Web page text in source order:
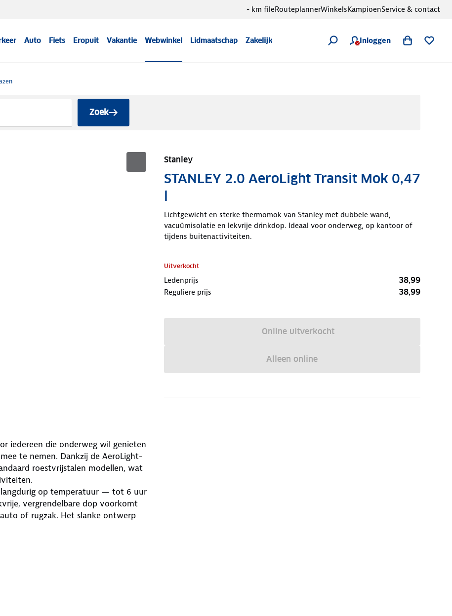
Auto Fiets Eropuit Vakantie Webwinkel Lidmaatschap Zakelijk Inloggen
- km fileRouteplannerWinkelsKampioenService & contact
Zoek
Stanley
STANLEY 2.0 AeroLight Transit Mok 0,47
l
Lichtgewicht en sterke thermomok van Stanley met dubbele wand,
vacuümisolatie en lekvrije drinkdop. Ideaal voor onderweg, op kantoor of
tijdens buitenactiviteiten.
Uitverkocht
Ledenprijs 38,99
Reguliere prijs 38,99
Online uitverkocht
Alleen online
iedereen die onderweg wil genieten
te nemen. Dankzij de AeroLight-
roestvrijstalen modellen, wat
op temperatuur — tot 6 uur
vergrendelbare dop voorkomt
of rugzak. Het slanke ontwerp